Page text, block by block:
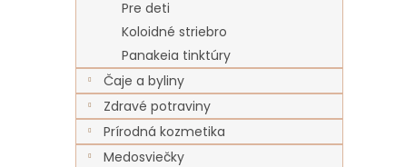
Pre deti
Koloidné striebro
Panakeia tinktúry
Čaje a byliny
Zdravé potraviny
Prírodná kozmetika
Medosviečky